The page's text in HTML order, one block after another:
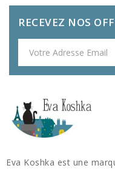
RECEVEZ NOS
Eva Koshka est une